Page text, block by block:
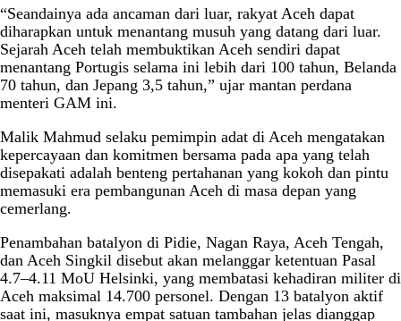
“Seandainya ada ancaman dari luar, rakyat Aceh dapat
diharapkan untuk menantang musuh yang datang dari luar.
Sejarah Aceh telah membuktikan Aceh sendiri dapat
menantang Portugis selama ini lebih dari 100 tahun, Belanda
70 tahun, dan Jepang 3,5 tahun,” ujar mantan perdana
menteri GAM ini.
Malik Mahmud selaku pemimpin adat di Aceh mengatakan
kepercayaan dan komitmen bersama pada apa yang telah
disepakati adalah benteng pertahanan yang kokoh dan pintu
memasuki era pembangunan Aceh di masa depan yang
cemerlang.
Penambahan batalyon di Pidie, Nagan Raya, Aceh Tengah,
dan Aceh Singkil disebut akan melanggar ketentuan Pasal
4.7–4.11 MoU Helsinki, yang membatasi kehadiran militer di
Aceh maksimal 14.700 personel. Dengan 13 batalyon aktif
saat ini, masuknya empat satuan tambahan jelas dianggap